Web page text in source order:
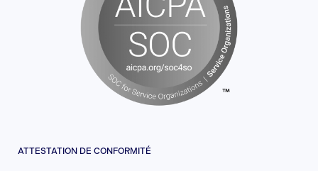
ATTESTATION DE CONFORMITÉ